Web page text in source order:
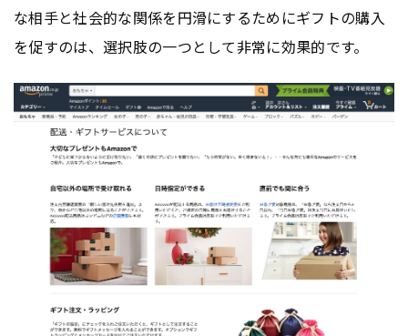
な相手と社会的な関係を円滑にするためにギフトの購入
を促すのは、選択肢の一つとして非常に効果的です。